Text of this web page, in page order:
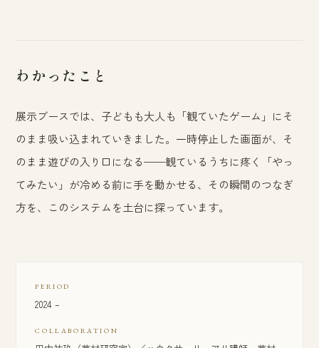
わかったこと
展示ブースでは、子どもも大人も「観ていたゲーム」にそ
のまま吸い込まれていきました。一時停止した画面が、そ
のまま遊びの入り口になる——観ているうちに疼く「やっ
てみたい」が冷める前に手を動かせる、その瞬間のつなぎ
方を、このシステムを土台に探っています。
PERIOD
2024 –
COLLABORATION